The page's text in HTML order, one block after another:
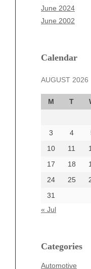
June 2024
June 2002
Calendar
AUGUST 2026
M T
3
4
10
11
17
18
24
25
31
« Jul
Categories
Automotive
April 2025
March 2025
December 2024
October 2024
September 2024
August 2024
June 2024
Categories
beauty
Business